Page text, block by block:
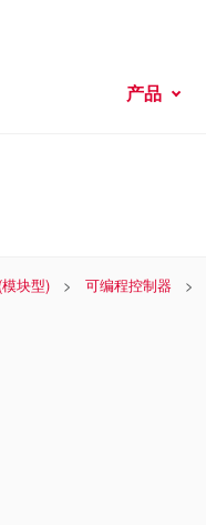
产品
块型) 可编程控制器